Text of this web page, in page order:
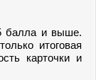
балла и выше.
итоговая
карточки и